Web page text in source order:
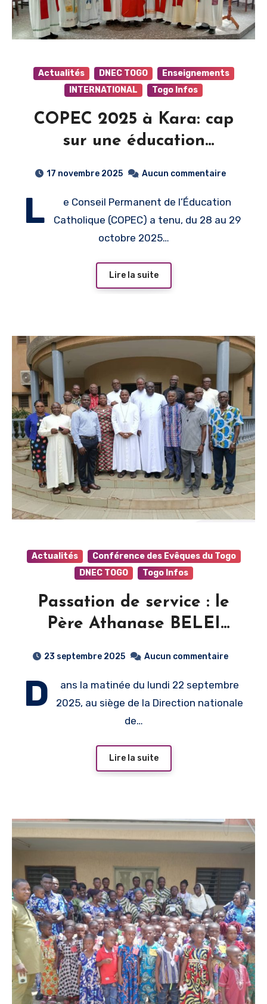
Actualités DNEC TOGO
Enseignements
INTERNATIONAL
Togo Infos
COPEC 2025 à Kara: cap
sur une éducation
17 novembre 2025 Aucun commentaire
L
e Conseil Permanent de l’Éducation
Catholique (COPEC) a tenu, du 28 au 29
octobre 2025…
Lire la suite
Actualités
Conférence des Evêques du Togo
DNEC TOGO
Togo Infos
Passation de service : le
Père Athanase BELEI
Togo
23 septembre 2025 Aucun commentaire
D
ans la matinée du lundi 22 septembre
2025, au siège de la Direction nationale
de…
Lire la suite